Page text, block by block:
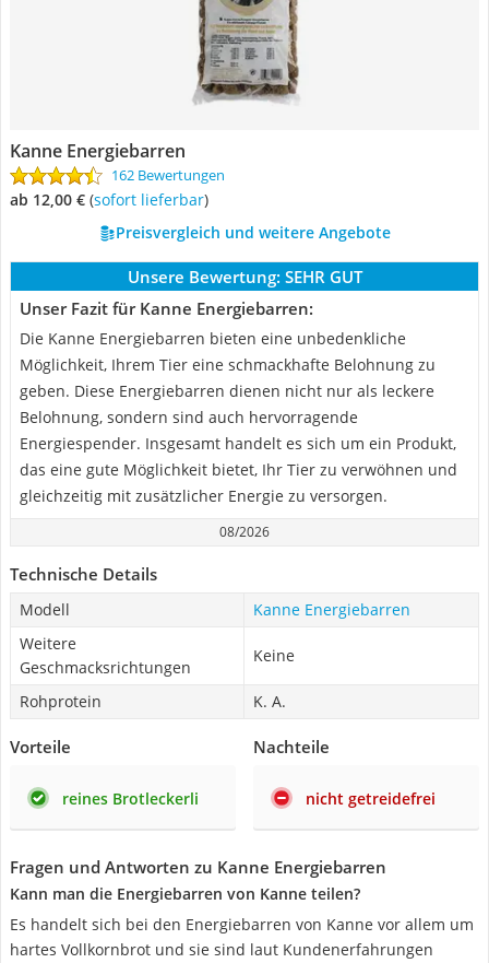
Kanne Energiebarren
162 Bewertungen
ab 12,00 € ( Sofort lieferbar)
Preisvergleich und weitere Angebote
Unsere Bewertung: SEHR GUT
Unser Fazit für Kanne Energiebarren:
Die Kanne Energiebarren bieten eine unbedenkliche
Möglichkeit, Ihrem Tier eine schmackhafte Belohnung zu
geben. Diese Energiebarren dienen nicht nur als leckere
Belohnung, sondern sind auch hervorragende
Energiespender. Insgesamt handelt es sich um ein Produkt,
das eine gute Möglichkeit bietet, Ihr Tier zu verwöhnen und
gleichzeitig mit zusätzlicher Energie zu versorgen.
08/2026
Technische Details
Modell
Kanne Energiebarren
Weitere
Geschmacksrichtungen
Keine
Rohprotein K. A.
Vorteile
reines Brotleckerli
Nachteile
nicht getreidefrei
Fragen und Antworten zu Kanne Energiebarren
Kann man die Energiebarren von Kanne teilen?
Es handelt sich bei den Energiebarren von Kanne vor allem um
hartes Vollkornbrot und sie sind laut Kundenerfahrungen